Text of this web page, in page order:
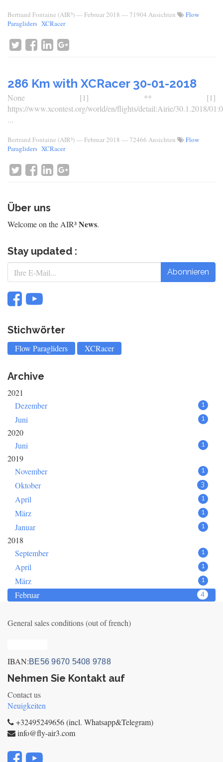
Bertrand Fontaine (AIR³)— Februar 2018 — 71904 Ansichten
Flow
Paragliders XCRacer
286 Km with XCRacer 30-01-2018
None [1] ** [1]
https://www.xcontest.org/world/en/flights/detail:Airie/30.1.2018/
...
Bertrand Fontaine (AIR³)— Februar 2018 — 72466 Ansichten
Flow
Paragliders XCRacer
Über uns
Welcome on the AIR³News.
Stay updated :
Abonnieren
Stichwörter
Flow Paragliders XCRacer
Archive
2021
Dezember
1
Juni 1
2020
Juni
1
2019
November
1
Oktober 3
April 1
März 1
Januar 1
2018
September
1
April 1
März 1
Februar 4
General sales conditions (out of french)
IBAN:BE56 9670 5408 9788
Nehmen Sie Kontakt auf
Contact us
Neuigkeiten
+32495249656 (incl. Whatsapp&Telegram)
info@fly-air3.com